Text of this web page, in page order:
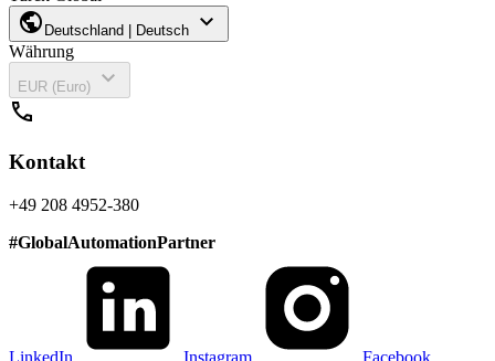
public Deutschland | Deutsch expand_more
Währung
EUR (Euro)
expand_more
call
Kontakt
+49 208 4952-380
#GlobalAutomationPartner
LinkedIn Instagram Facebook